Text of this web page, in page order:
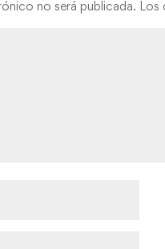
no será publicada.